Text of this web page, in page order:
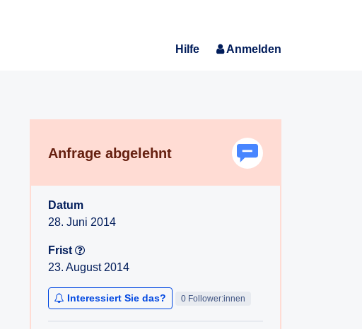
Hilfe Anmelden
Anfrage abgelehnt
Datum
28. Juni 2014
Frist
23. August 2014
Interessiert Sie das? 0 Follower:innen